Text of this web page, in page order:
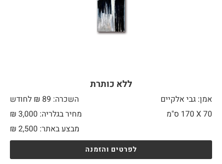
ללא כותרת
אמן: גבי אלקיים
השכרה: 89 ₪ לחודש
70 X
מחיר בגלריה: 3,000 ₪
מבצע באתר:
₪ 2,500
לפרטים והזמנה